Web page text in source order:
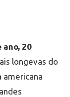
ano, 20
longevas do
americana